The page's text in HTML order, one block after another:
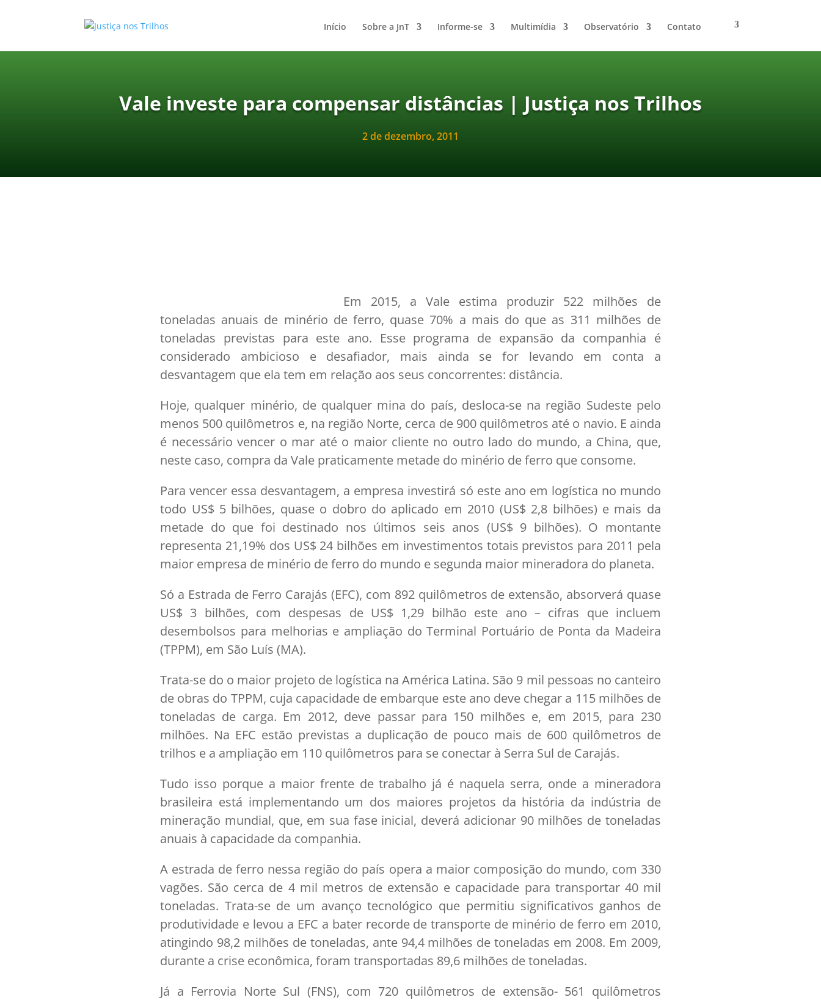
Início Sobre a JnT Informe-se Multimídia Observatório Contato
Vale investe para compensar distâncias | Justiça nos Trilhos
2 de dezembro, 2011
Em 2015, a Vale estima produzir 522 milhões de
toneladas anuais de minério de ferro, quase 70% a mais do que as 311 milhões de
toneladas previstas para este ano. Esse programa de expansão da companhia é
considerado ambicioso e desafiador, mais ainda se for levando em conta a
desvantagem que ela tem em relação aos seus concorrentes: distância.
Hoje, qualquer minério, de qualquer mina do país, desloca-se na região Sudeste pelo
menos 500 quilômetros e, na região Norte, cerca de 900 quilômetros até o navio. E ainda
é necessário vencer o mar até o maior cliente no outro lado do mundo, a China, que,
neste caso, compra da Vale praticamente metade do minério de ferro que consome.
Para vencer essa desvantagem, a empresa investirá só este ano em logística no mundo
todo US$ 5 bilhões, quase o dobro do aplicado em 2010 (US$ 2,8 bilhões) e mais da
metade do que foi destinado nos últimos seis anos (US$ 9 bilhões). O montante
representa 21,19% dos US$ 24 bilhões em investimentos totais previstos para 2011 pela
maior empresa de minério de ferro do mundo e segunda maior mineradora do planeta.
Só a Estrada de Ferro Carajás (EFC), com 892 quilômetros de extensão, absorverá quase
US$ 3 bilhões, com despesas de US$ 1,29 bilhão este ano – cifras que incluem
desembolsos para melhorias e ampliação do Terminal Portuário de Ponta da Madeira
(TPPM), em São Luís (MA).
Trata-se do o maior projeto de logística na América Latina. São 9 mil pessoas no canteiro
de obras do TPPM, cuja capacidade de embarque este ano deve chegar a 115 milhões de
toneladas de carga. Em 2012, deve passar para 150 milhões e, em 2015, para 230
milhões. Na EFC estão previstas a duplicação de pouco mais de 600 quilômetros de
trilhos e a ampliação em 110 quilômetros para se conectar à Serra Sul de Carajás.
Tudo isso porque a maior frente de trabalho já é naquela serra, onde a mineradora
brasileira está implementando um dos maiores projetos da história da indústria de
mineração mundial, que, em sua fase inicial, deverá adicionar 90 milhões de toneladas
anuais à capacidade da companhia.
A estrada de ferro nessa região do país opera a maior composição do mundo, com 330
vagões. São cerca de 4 mil metros de extensão e capacidade para transportar 40 mil
toneladas. Trata-se de um avanço tecnológico que permitiu significativos ganhos de
produtividade e levou a EFC a bater recorde de transporte de minério de ferro em 2010,
atingindo 98,2 milhões de toneladas, ante 94,4 milhões de toneladas em 2008. Em 2009,
durante a crise econômica, foram transportadas 89,6 milhões de toneladas.
Já a Ferrovia Norte Sul (FNS), com 720 quilômetros de extensão- 561 quilômetros